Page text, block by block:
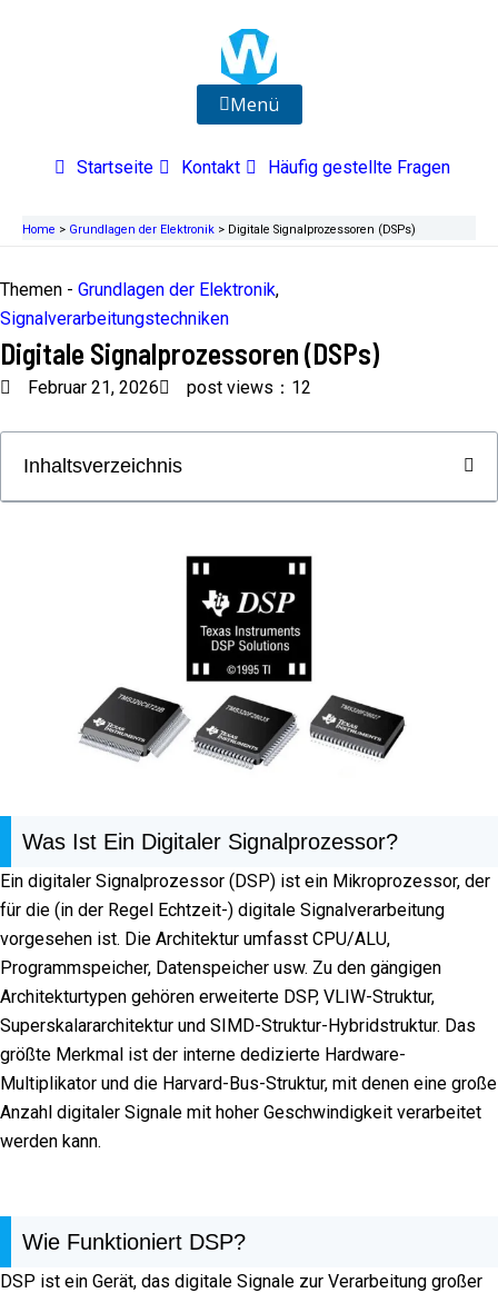
Menü
Startseite Kontakt Häufig gestellte Fragen
Home > Grundlagen der Elektronik > Digitale Signalprozessoren (DSPs)
Themen - Grundlagen der Elektronik,
Signalverarbeitungstechniken
Digitale Signalprozessoren (DSPs)
Februar 21, 2026 post views：12
Inhaltsverzeichnis
Was Ist Ein Digitaler Signalprozessor?
Ein digitaler Signalprozessor (DSP) ist ein Mikroprozessor, der
für die (in der Regel Echtzeit-) digitale Signalverarbeitung
vorgesehen ist. Die Architektur umfasst CPU/ALU,
Programmspeicher, Datenspeicher usw. Zu den gängigen
Architekturtypen gehören erweiterte DSP, VLIW-Struktur,
Superskalararchitektur und SIMD-Struktur-Hybridstruktur. Das
größte Merkmal ist der interne dedizierte Hardware-
Multiplikator und die Harvard-Bus-Struktur, mit denen eine große
Anzahl digitaler Signale mit hoher Geschwindigkeit verarbeitet
werden kann.
Wie Funktioniert DSP?
DSP ist ein Gerät, das digitale Signale zur Verarbeitung großer